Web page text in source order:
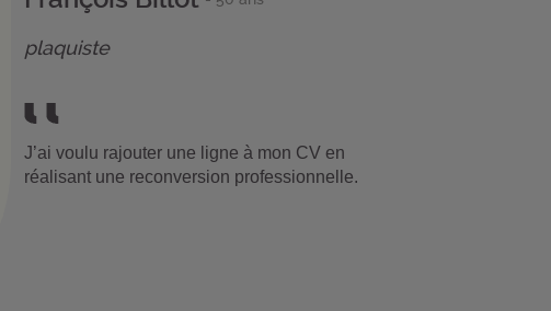
plaquiste
J’ai voulu rajouter une ligne à mon CV en
réalisant une reconversion professionnelle.